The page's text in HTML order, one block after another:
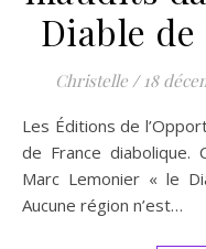
Diable
Christelle / 18
Les Éditions de l’Opportun nous invitent à entamer un tour
de France
Marc Lemonier « le
Aucune région n’est…